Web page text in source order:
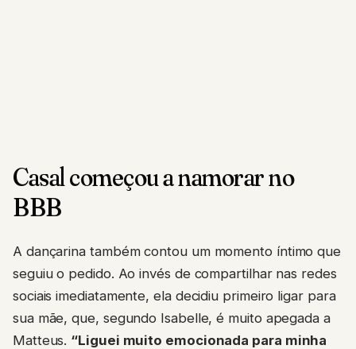
Casal começou a namorar no
BBB
A dançarina também contou um momento íntimo que
seguiu o pedido. Ao invés de compartilhar nas redes
sociais imediatamente, ela decidiu primeiro ligar para
sua mãe, que, segundo Isabelle, é muito apegada a
Matteus. “Liguei muito emocionada para minha